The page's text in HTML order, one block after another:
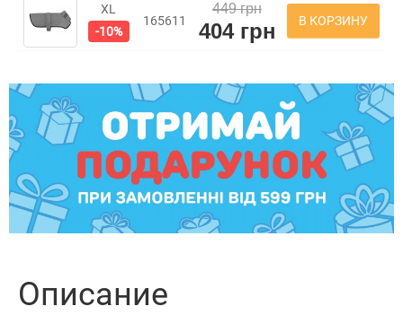
XL
-10%
165611
449 грн
404 грн В КОРЗИНУ
Описание